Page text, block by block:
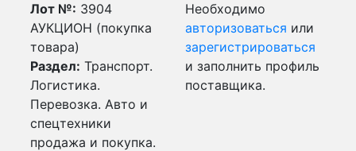
Лот №: 3904
АУКЦИОН (покупка
товара)
Раздел: Транспорт.
Логистика.
Перевозка. Авто и
спецтехники
продажа и покупка.
Необходимо
авторизоваться или
зарегистрироваться
и заполнить профиль
поставщика.